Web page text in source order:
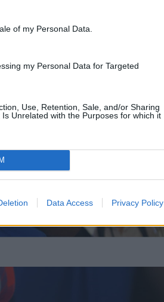
of my Personal Data.
my Personal Data for Targeted
Use, Retention, Sale, and/or Sharing
Unrelated with the Purposes for which it
Data Access Privacy Policy